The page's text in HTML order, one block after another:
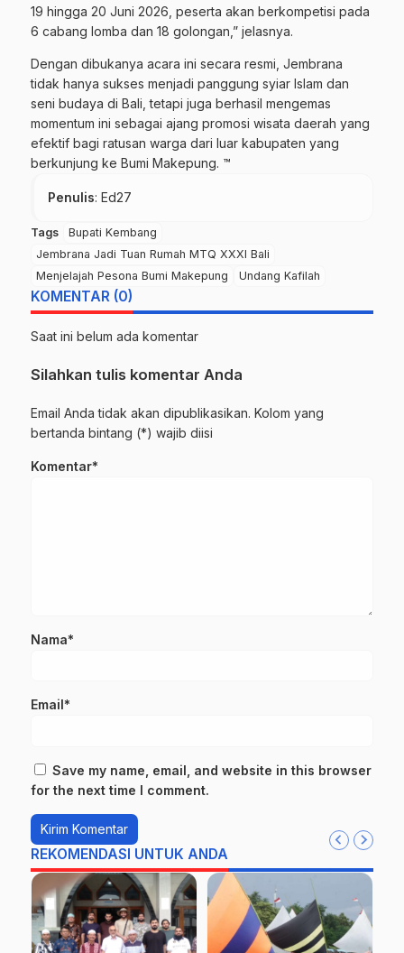
19 hingga 20 Juni 2026, peserta akan berkompetisi pada
6 cabang lomba dan 18 golongan,” jelasnya.
​Dengan dibukanya acara ini secara resmi, Jembrana
tidak hanya sukses menjadi panggung syiar Islam dan
seni budaya di Bali, tetapi juga berhasil mengemas
momentum ini sebagai ajang promosi wisata daerah yang
efektif bagi ratusan warga dari luar kabupaten yang
berkunjung ke Bumi Makepung. ™
Penulis: Ed27
Tags
Bupati Kembang
Jembrana Jadi Tuan Rumah MTQ XXXI Bali
Menjelajah Pesona Bumi Makepung
Undang Kafilah
KOMENTAR (0)
Saat ini belum ada komentar
Silahkan tulis komentar Anda
Email Anda tidak akan dipublikasikan. Kolom yang
bertanda bintang (*) wajib diisi
Komentar*
Nama*
Email*
Save my name, email, and website in this browser
for the next time I comment.
REKOMENDASI UNTUK ANDA